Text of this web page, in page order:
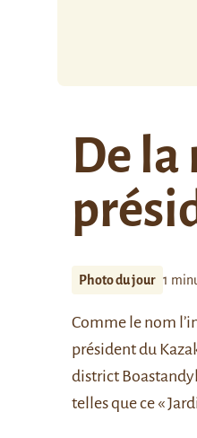
De la
Photo du jour 1
Comme le nom
président du
district
telles que ce «